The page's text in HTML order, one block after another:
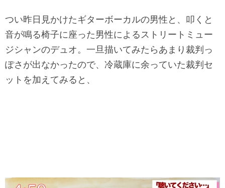
つい昨日見かけたギターボーカルの男性と、 叩くと
音が鳴る椅子に座った男性によるストリートミュー
ジシャンのデュオ。一旦描いてみたらあまり裁判っ
ぽさが出なかったので、冷蔵庫に余っていた裁判セ
ットを加えてみると、